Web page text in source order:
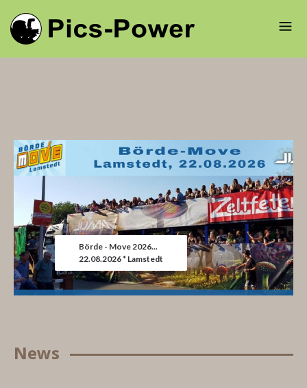
Börde - Move 2026...
22.08.2026 * Lamstedt
News